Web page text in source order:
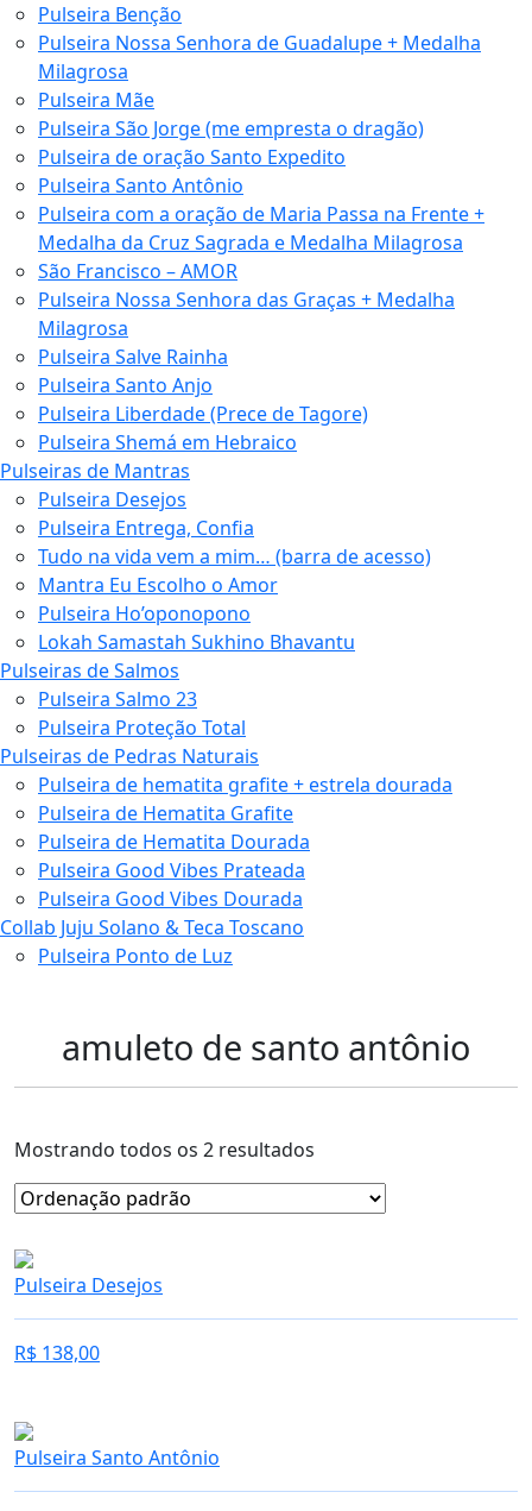
Pulseira Benção
Pulseira Nossa Senhora de Guadalupe + Medalha
Milagrosa
Pulseira Mãe
Pulseira São Jorge (me empresta o dragão)
Pulseira de oração Santo Expedito
Pulseira Santo Antônio
Pulseira com a oração de Maria Passa na Frente +
Medalha da Cruz Sagrada e Medalha Milagrosa
São Francisco – AMOR
Pulseira Nossa Senhora das Graças + Medalha
Milagrosa
Pulseira Salve Rainha
Pulseira Santo Anjo
Pulseira Liberdade (Prece de Tagore)
Pulseira Shemá em Hebraico
Pulseiras de Mantras
Pulseira Desejos
Pulseira Entrega, Confia
Tudo na vida vem a mim… (barra de acesso)
Mantra Eu Escolho o Amor
Pulseira Ho’oponopono
Lokah Samastah Sukhino Bhavantu
Pulseiras de Salmos
Pulseira Salmo 23
Pulseira Proteção Total
Pulseiras de Pedras Naturais
Pulseira de hematita grafite + estrela dourada
Pulseira de Hematita Grafite
Pulseira de Hematita Dourada
Pulseira Good Vibes Prateada
Pulseira Good Vibes Dourada
Collab Juju Solano & Teca Toscano
Pulseira Ponto de Luz
amuleto de santo antônio
Mostrando todos os 2 resultados
Pulseira Desejos
R$ 138,00
Pulseira Santo Antônio